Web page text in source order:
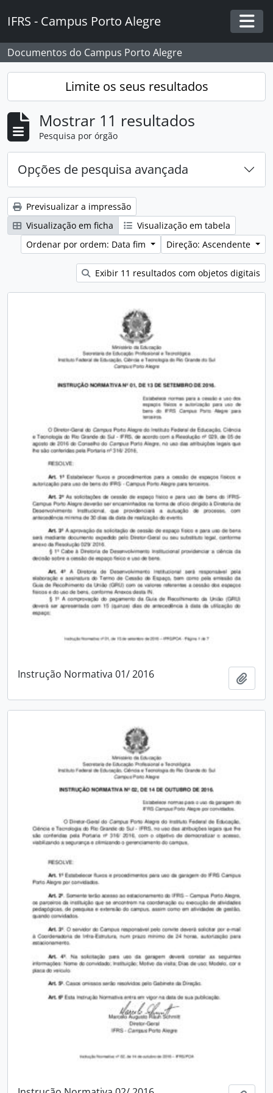
IFRS - Campus Porto Alegre
Documentos do Campus Porto Alegre
Limite os seus resultados
Mostrar 11 resultados
Pesquisa por órgão
Opções de pesquisa avançada
Previsualizar a impressão
Visualização em ficha
Visualização em tabela
Ordenar por ordem: Data fim
Direção: Ascendente
Exibir 11 resultados com objetos digitais
Instrução Normativa 01/ 2016